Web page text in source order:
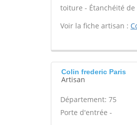
toiture - Étanchéité
Voir la fiche artisan :
Colin frederic Paris
Artisan
Département: 75
Porte d'entrée -